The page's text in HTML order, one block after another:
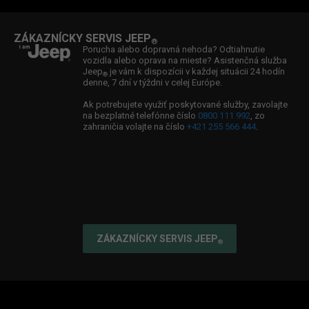
Ambasádorka značky Jeep® : Viktória Forster
Ambasádor značky Jeep®: William Fox Pitt
& Spartan
ZÁKAZNÍCKY SERVIS JEEP®
Porucha alebo dopravná nehoda? Odtiahnutie
vozidla alebo oprava na mieste? Asistenčná služba
Jeep® je vám k dispozícii v každej situácii 24 hodín
denne, 7 dní v týždni v celej Európe.
Ak potrebujete využiť poskytované služby, zavolajte
na bezplatné telefónne číslo 0800 111 992, zo
zahraničia volajte na číslo +421 255 566 444.
ZÁKAZNÍCKY SERVIS JEEP®